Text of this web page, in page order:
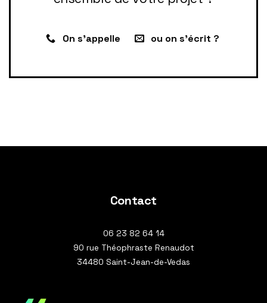
On s'appelle ou on s'écrit ?
Contact
06 23 82 64 14
90 rue Théophraste Renaudot
34480 Saint-Jean-de-Vedas